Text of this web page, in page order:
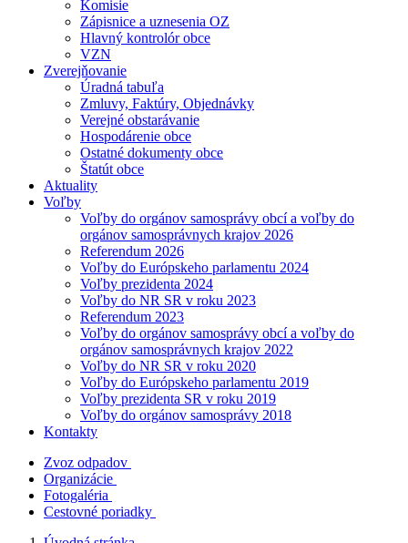
Komisie
Zápisnice a uznesenia OZ
Hlavný kontrolór obce
VZN
Zverejňovanie
Úradná tabuľa
Zmluvy, Faktúry, Objednávky
Verejné obstarávanie
Hospodárenie obce
Ostatné dokumenty obce
Štatút obce
Aktuality
Voľby
Voľby do orgánov samosprávy obcí a voľby do
orgánov samosprávnych krajov 2026
Referendum 2026
Voľby do Európskeho parlamentu 2024
Voľby prezidenta 2024
Voľby do NR SR v roku 2023
Referendum 2023
Voľby do orgánov samosprávy obcí a voľby do
orgánov samosprávnych krajov 2022
Voľby do NR SR v roku 2020
Voľby do Európskeho parlamentu 2019
Voľby prezidenta SR v roku 2019
Voľby do orgánov samosprávy 2018
Kontakty
Zvoz odpadov
Organizácie
Fotogaléria
Cestovné poriadky